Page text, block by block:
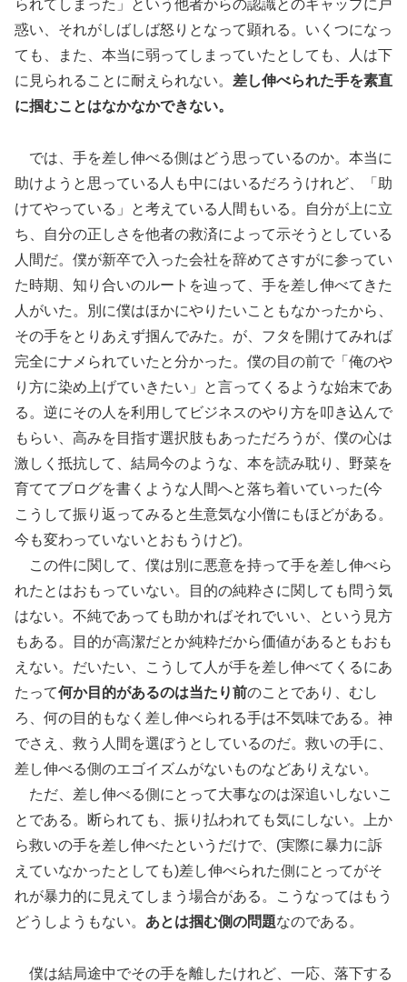
られてしまった」という他者からの認識とのギャップに戸
惑い、それがしばしば怒りとなって顕れる。いくつになっ
ても、また、本当に弱ってしまっていたとしても、人は下
に見られることに耐えられない。 差し伸べられた手を素直
に掴むことはなかなかできない。
では、手を差し伸べる側はどう思っているのか。本当に
助けようと思っている人も中にはいるだろうけれど、「助
けてやっている」と考えている人間もいる。自分が上に立
ち、自分の正しさを他者の救済によって示そうとしている
人間だ。僕が新卒で入った会社を辞めてさすがに参ってい
た時期、知り合いのルートを辿って、手を差し伸べてきた
人がいた。別に僕はほかにやりたいこともなかったから、
その手をとりあえず掴んでみた。が、フタを開けてみれば
完全にナメられていたと分かった。僕の目の前で「俺のや
り方に染め上げていきたい」と言ってくるような始末であ
る。逆にその人を利用してビジネスのやり方を叩き込んで
もらい、高みを目指す選択肢もあっただろうが、僕の心は
激しく抵抗して、結局今のような、本を読み耽り、野菜を
育ててブログを書くような人間へと落ち着いていった(今
こうして振り返ってみると生意気な小僧にもほどがある。
今も変わっていないとおもうけど)。
この件に関して、僕は別に悪意を持って手を差し伸べら
れたとはおもっていない。目的の純粋さに関しても問う気
はない。不純であっても助かればそれでいい、という見方
もある。目的が高潔だとか純粋だから価値があるともおも
えない。だいたい、こうして人が手を差し伸べてくるにあ
たって何か目的があるのは当たり前のことであり、むし
ろ、何の目的もなく差し伸べられる手は不気味である。神
でさえ、救う人間を選ぼうとしているのだ。救いの手に、
差し伸べる側のエゴイズムがないものなどありえない。
ただ、差し伸べる側にとって大事なのは深追いしないこ
とである。断られても、振り払われても気にしない。上か
ら救いの手を差し伸べたというだけで、(実際に暴力に訴
えていなかったとしても)差し伸べられた側にとってがそ
れが暴力的に見えてしまう場合がある。こうなってはもう
どうしようもない。 あとは掴む側の問題なのである。
僕は結局途中でその手を離したけれど、一応、落下する